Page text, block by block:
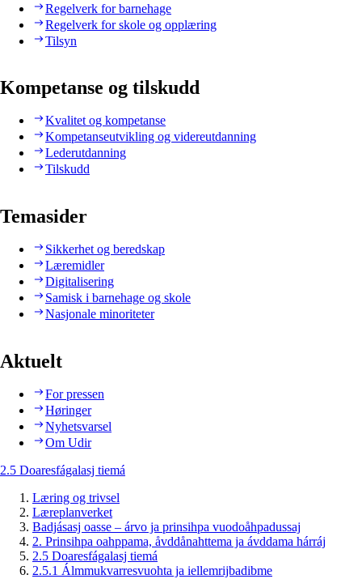
Regelverk for barnehage
Regelverk for skole og opplæring
Tilsyn
Kompetanse og tilskudd
Kvalitet og kompetanse
Kompetanseutvikling og videreutdanning
Lederutdanning
Tilskudd
Temasider
Sikkerhet og beredskap
Læremidler
Digitalisering
Samisk i barnehage og skole
Nasjonale minoriteter
Aktuelt
For pressen
Høringer
Nyhetsvarsel
Om Udir
2.5 Doaresfágalasj tiemá
Læring og trivsel
Læreplanverket
Badjásasj oasse – árvo ja prinsihpa vuodoåhpadussaj
2. Prinsihpa oahppama, åvddånahttema ja ávddama hárráj
2.5 Doaresfágalasj tiemá
2.5.1 Álmmukvarresvuohta ja iellemrijbadibme